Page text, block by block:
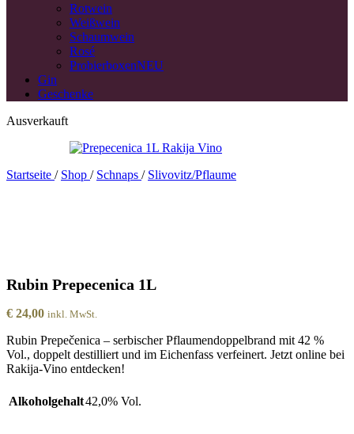
Rotwein
Weißwein
Schaumwein
Rosé
ProbierboxenNEU
Gin
Geschenke
Ausverkauft
Startseite / Shop / Schnaps / Slivovitz/Pflaume
Rubin Prepecenica 1L
€ 24,00 inkl. MwSt.
Rubin Prepečenica – serbischer Pflaumendoppelbrand mit 42 %
Vol., doppelt destilliert und im Eichenfass verfeinert. Jetzt online bei
Rakija-Vino entdecken!
Alkoholgehalt42,0% Vol.